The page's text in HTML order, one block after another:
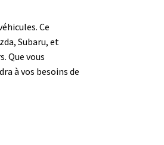
Ce
Subaru, et
Que vous
à vos besoins de